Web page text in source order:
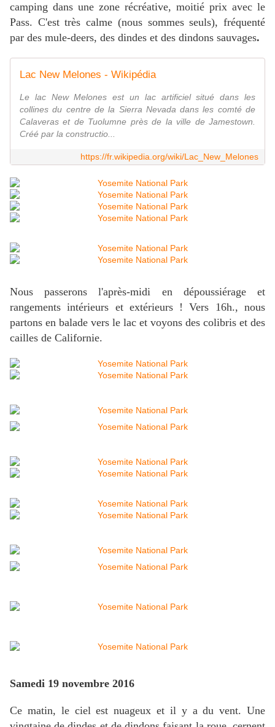
camping dans une zone récréative, moitié prix avec le
Pass. C'est très calme (nous sommes seuls), fréquenté
par des mule-deers, des dindes et des dindons sauvages.
Lac New Melones - Wikipédia
Le lac New Melones est un lac artificiel situé dans les
collines du centre de la Sierra Nevada dans les comté de
Calaveras et de Tuolumne près de la ville de Jamestown.
Créé par la constructio...
https://fr.wikipedia.org/wiki/Lac_New_Melones
Nous passerons l'après-midi en dépoussiérage et
rangements intérieurs et extérieurs ! Vers 16h., nous
partons en balade vers le lac et voyons des colibris et des
cailles de Californie.
Samedi 19 novembre 2016
Ce matin, le ciel est nuageux et il y a du vent. Une